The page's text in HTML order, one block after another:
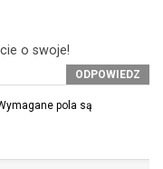
o swoje!
ODPOWIEDZ
pola są